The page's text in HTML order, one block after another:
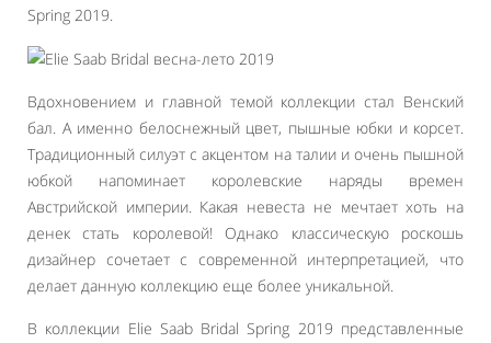
Spring 2019.
Вдохновением и главной темой коллекции стал Венский
бал. А именно белоснежный цвет, пышные юбки и корсет.
Традиционный силуэт с акцентом на талии и очень пышной
юбкой напоминает королевские наряды времен
Австрийской империи. Какая невеста не мечтает хоть на
денек стать королевой! Однако классическую роскошь
дизайнер сочетает с современной интерпретацией, что
делает данную коллекцию еще более уникальной.
В коллекции Elie Saab Bridal Spring 2019 представленные